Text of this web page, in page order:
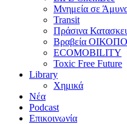
Μνημεία σε
Transit
Πράσινα
Βραβεία
ECOMOBILITY
Toxic Free Future
Library
Χημικά
Νέα
Podcast
Επικοινωνία